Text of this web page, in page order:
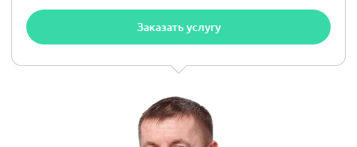
Заказать услугу